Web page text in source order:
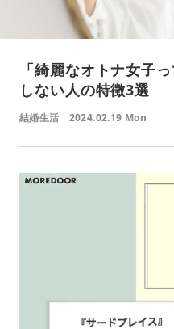
「綺麗なオトナ女子
しない人の特徴3選
結婚生活 2024.02.19 Mon